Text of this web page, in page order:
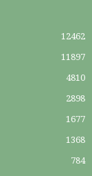
12462
11897
4810
2898
1677
1368
784